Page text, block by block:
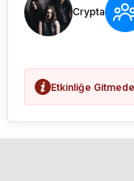
Crypta
Etkinliğe